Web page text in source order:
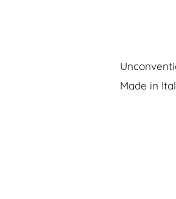
Made in